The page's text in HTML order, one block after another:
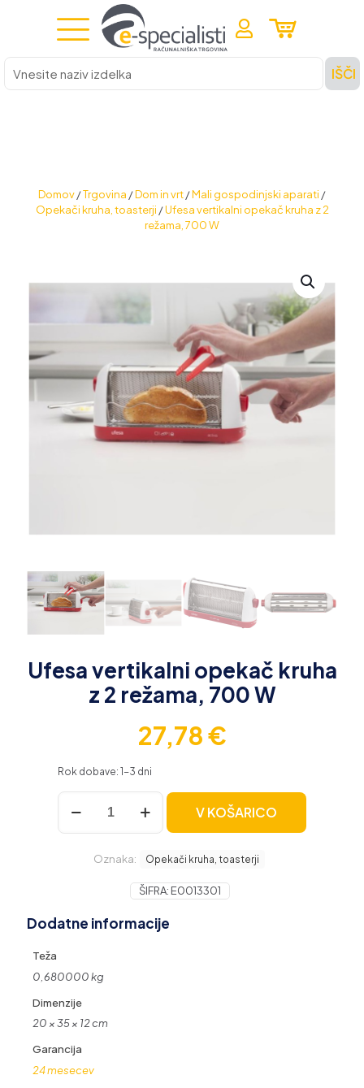
Vnesite
naziv
izdelka
IŠČI
Domov/Trgovina /Dom in vrt/Mali gospodinjski aparati /
Opekači kruha, toasterji /Ufesa vertikalni opekač kruha z 2
režama, 700 W
Ufesa vertikalni opekač kruha
z 2 režama, 700 W
27,78€
Rok dobave: 1-3 dni
Ufesa
vertikalni
opekač
W
V KOŠARICO
Oznaka: Opekači kruha, toasterji
ŠIFRA: E0013301
Dodatne informacije
Teža
0,680000 kg
Dimenzije
20 × 35 × 12 cm
Garancija
24 mesecev